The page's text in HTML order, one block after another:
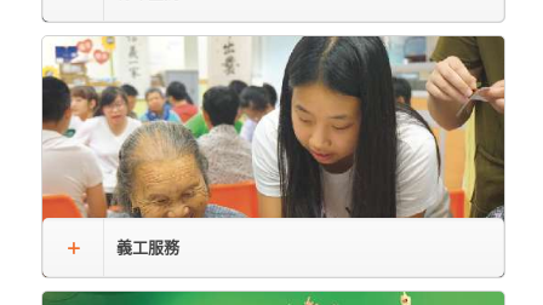
義工服務